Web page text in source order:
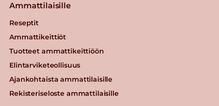
Ammattilaisille
Reseptit
Ammattikeittiöt
Tuotteet ammattikeittiöön
Elintarviketeollisuus
Ajankohtaista ammattilaisille
Rekisteriseloste ammattilaisille